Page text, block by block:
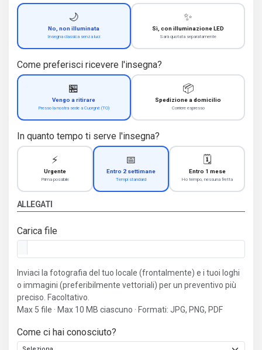
🌙
No, non illuminata
Insegna classica senza luci
✨
Sì, con illuminazione LED
Sarà quotata separatamente
Come preferisci ricevere l'insegna?
🏪
Vengo a ritirare
Presso la nostra sede a Cuorgnè (TO)
📦
Spedizione a domicilio
Corriere espresso
In quanto tempo ti serve l'insegna?
⚡
Urgente
Prima possibile
📅
Entro 2 settimane
Tempi standard
🗓️
Entro 1 mese
Ho tempo, nessuna fretta
ALLEGATI
Carica file
Inviaci la fotografia del tuo locale (frontalmente) e i tuoi loghi
o immagini (preferibilmente vettoriali) per un preventivo più
preciso. Facoltativo.
Max 5 file · Max 10 MB ciascuno · Formati: JPG, PNG, PDF
Come ci hai conosciuto?